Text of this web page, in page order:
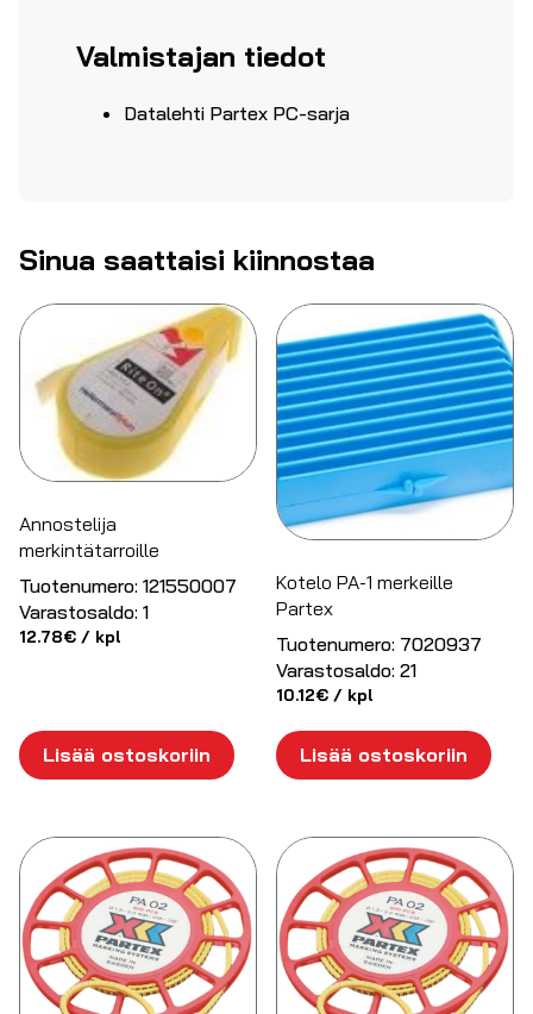
Valmistajan tiedot
Datalehti Partex PC-sarja
Sinua saattaisi kiinnostaa
Annostelija
merkintätarroille
Tuotenumero: 121550007
Varastosaldo: 1
12.78€ / kpl
Lisää ostoskoriin
Kotelo PA-1 merkeille
Partex
Tuotenumero: 7020937
Varastosaldo: 21
10.12€ / kpl
Lisää ostoskoriin